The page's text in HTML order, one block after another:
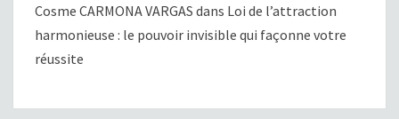
Cosme CARMONA VARGAS dans Loi de l’attraction
harmonieuse : le pouvoir invisible qui façonne votre
réussite